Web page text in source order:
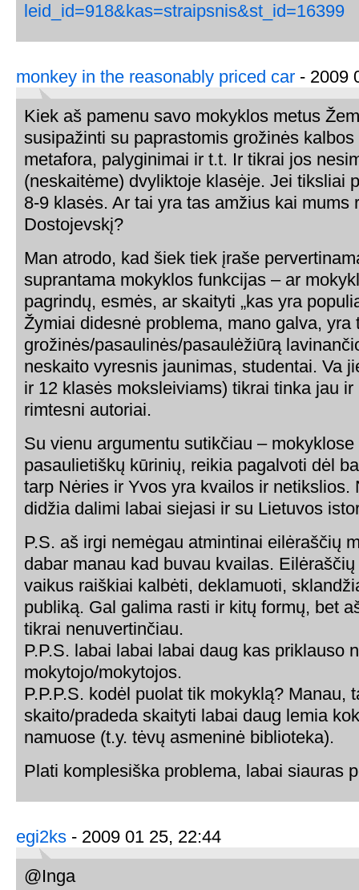
leid_id=918&kas=straipsnis&st_id=16399
monkey in the reasonably priced car - 2009
Kiek aš pamenu savo mokyklos metus
susipažinti su paprastomis grožinės
metafora, palyginimai ir t.t. Ir tikrai jos
(neskaitėme) dvyliktoje klasėje. Jei tiksliai
8-9 klasės. Ar tai yra tas amžius kai mums
Dostojevskį?
Man atrodo, kad šiek tiek įraše
suprantama mokyklos funkcijas – ar
pagrindų, esmės, ar skaityti „kas yra
Žymiai didesnė problema, mano galva, yra
grožinės/pasaulinės/pasaulėžiūrą
neskaito vyresnis jaunimas, studentai. Va
ir 12 klasės moksleiviams) tikrai tinka jau
rimtesni autoriai.
Su vienu argumentu sutikčiau –
pasaulietiškų kūrinių, reikia pagalvoti dėl
tarp Nėries ir Yvos yra kvailos ir netikslios.
didžia dalimi labai siejasi ir su Lietuvos
P.S. aš irgi nemėgau atmintinai eilėraščių
dabar manau kad buvau kvailas.
vaikus raiškiai kalbėti, deklamuoti,
publiką. Gal galima rasti ir kitų formų, bet
tikrai nenuvertinčiau.
P.P.S. labai labai labai daug kas priklauso
mokytojo/mokytojos.
P.P.P.S. kodėl puolat tik mokyklą? Manau,
skaito/pradeda skaityti labai daug lemia
namuose (t.y. tėvų asmeninė biblioteka).
Plati komplesiška problema, labai siauras
egi2ks - 2009 01 25, 22:44
@Inga